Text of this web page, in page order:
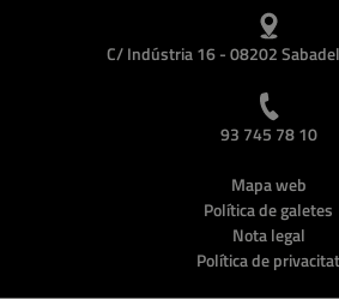
C/ Indústria 16 - 08202
93 745 78 10
Mapa web
Política de galetes
Nota legal
Política de privacitat